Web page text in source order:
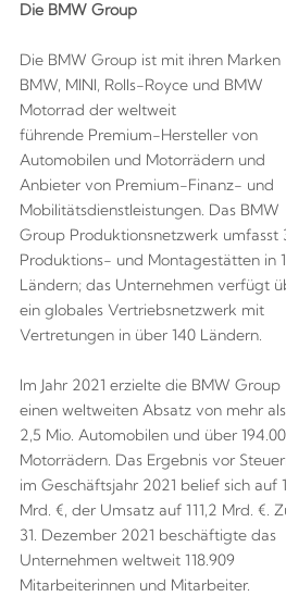
Die BMW Group
Die BMW Group ist mit ihren Marken
BMW, MINI, Rolls-Royce und BMW
Motorrad der weltweit
führende Premium-Hersteller von
Automobilen und Motorrädern und
Anbieter von Premium-Finanz- und
Mobilitätsdienstleistungen. Das BMW
Group Produktionsnetzwerk umfasst
Produktions- und Montagestätten in
Ländern; das Unternehmen verfügt
ein globales Vertriebsnetzwerk mit
Vertretungen in über 140 Ländern.
Im Jahr 2021 erzielte die BMW Group
einen weltweiten Absatz von mehr als
2,5 Mio. Automobilen und über
Motorrädern. Das Ergebnis vor
im Geschäftsjahr 2021 belief sich auf
Mrd. €, der Umsatz auf 111,2 Mrd. €.
31. Dezember 2021 beschäftigte das
Unternehmen weltweit 118.909
Mitarbeiterinnen und Mitarbeiter.